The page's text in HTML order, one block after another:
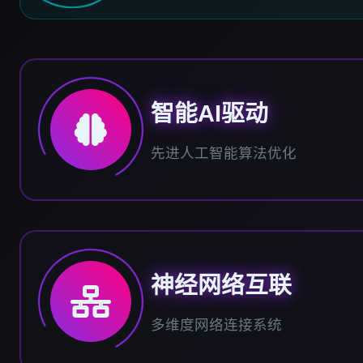
智能AI驱动
先进人工智能算法优化
神经网络互联
多维度网络连接系统